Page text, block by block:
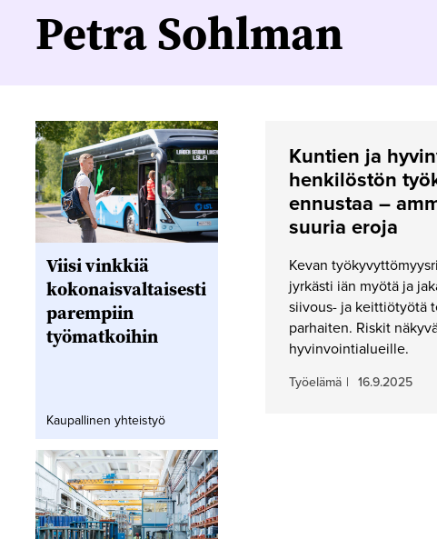
Petra Sohlman
Kuntien ja
henkilöstön
ennustaa –
suuria eroja
Kevan
jyrkästi iän myötä ja
siivous- ja keittiötyötä
parhaiten. Riskit
hyvinvointialueille.
Työelämä | 16.9.2025
Viisi vinkkiä
kokonaisvaltaisesti
parempiin
työmatkoihin
Kaupallinen yhteistyö